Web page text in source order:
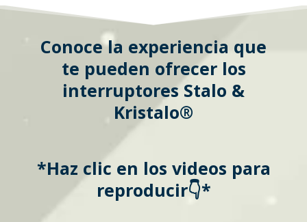
Conoce la experiencia que
te pueden ofrecer los
interruptores Stalo &
Kristalo®
*Haz clic en los videos para
reproducir👇*